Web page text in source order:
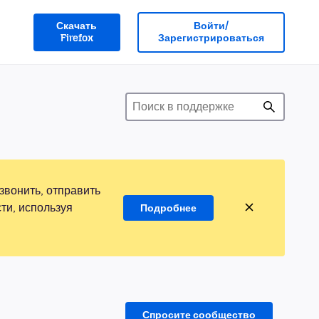
Скачать
Firefox
Войти/
Зарегистрироваться
отправить
используя
Подробнее
Спросите сообщество